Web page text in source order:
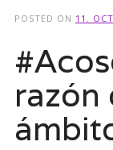
POSTED ON 11.
razón